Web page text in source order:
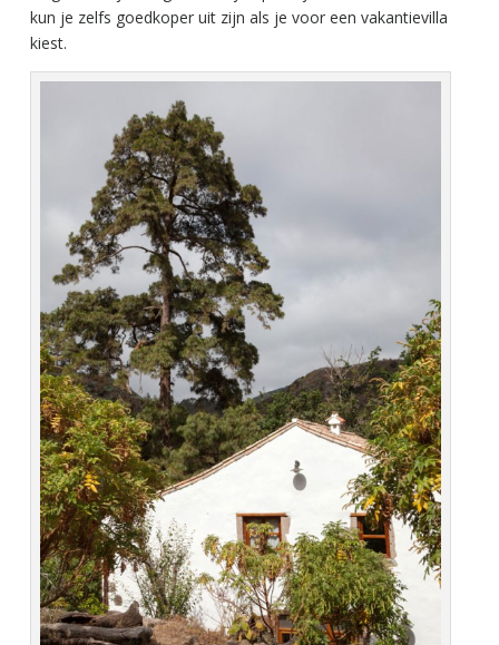
kun je zelfs goedkoper uit zijn als je voor een vakantievilla
kiest.